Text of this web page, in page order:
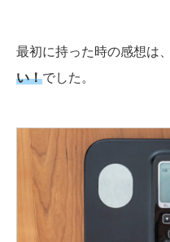
最初に持った時の感想は、
い！でした。